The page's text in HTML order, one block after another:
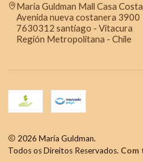
Maria Guldman Mall Casa
Avenida nueva costanera 3900
7630312 santiago - Vitacura
Región Metropolitana - Chile
2026 María Guldman.
Todos os Direitos Reservados. Com